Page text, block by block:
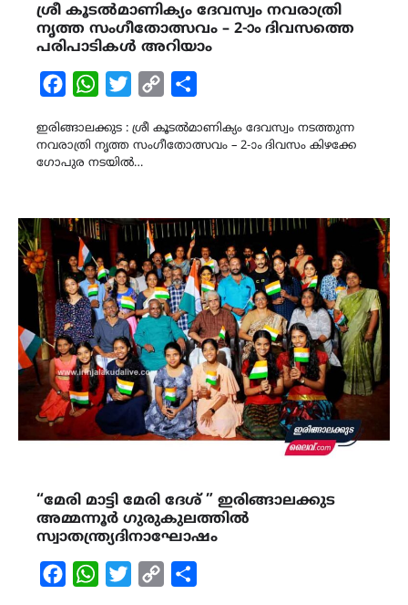
ശ്രീ കൂടൽമാണിക്യം ദേവസ്വം നവരാത്രി
നൃത്ത സംഗീതോത്സവം – 2-ാം ദിവസത്തെ
പരിപാടികൾ അറിയാം
FacebookWhatsAppTwitterCopy
ഇരിങ്ങാലക്കുട : ശ്രീ കൂടൽമാണിക്യം ദേവസ്വം നടത്തുന്ന
നവരാത്രി നൃത്ത സംഗീതോത്സവം – 2-ാം ദിവസം കിഴക്കേ
ഗോപുര നടയിൽ…
“മേരി മാട്ടി മേരി ദേശ് ” ഇരിങ്ങാലക്കുട
അമ്മന്നൂർ ഗുരുകുലത്തിൽ
സ്വാതന്ത്ര്യദിനാഘോഷം
FacebookWhatsAppTwitterCopy